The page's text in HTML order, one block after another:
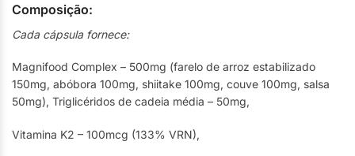
Composição:
Cada cápsula fornece:
Magnifood Complex – 500mg (farelo de arroz estabilizado
150mg, abóbora 100mg, shiitake 100mg, couve 100mg, salsa
50mg), Triglicéridos de cadeia média – 50mg,
Vitamina K2 – 100mcg (133% VRN),